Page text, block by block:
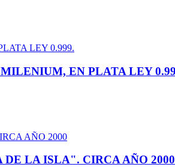
EN PLATA LEY
LA ISLA". CIRCA AÑO 2000